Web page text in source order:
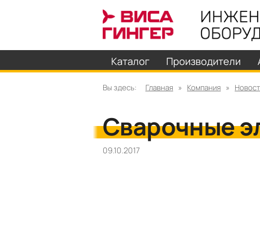
Каталог Производители
Вы здесь: Главная » Компания »
Сварочные
09.10.2017